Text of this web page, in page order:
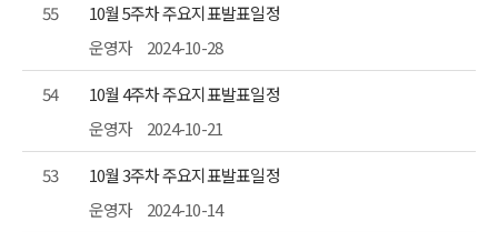
55
10월 5주차 주요지표발표일정
운영자
2024-10-28
54
10월 4주차 주요지표발표일정
운영자
2024-10-21
53
10월 3주차 주요지표발표일정
운영자
2024-10-14